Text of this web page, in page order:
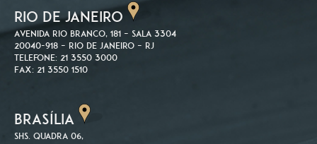
RIO DE JANEIRO
Avenida Rio Branco, 181 – Sala 3304
20040-918 – Rio de Janeiro – RJ
Telefone: 21 3550 3000
Fax: 21 3550 1510
BRASÍLIA
SHS. Quadra 06,